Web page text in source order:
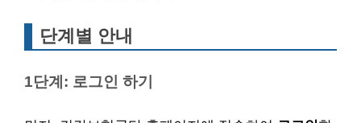
단계별 안내
1단계: 로그인 하기